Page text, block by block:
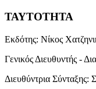
ΤΑΥΤΟΤΗΤΑ
Εκδότης: Νίκος
Γενικός Διευθυντής -
Διευθύντρια Σύνταξης: